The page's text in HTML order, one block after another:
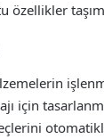
özellikler
için